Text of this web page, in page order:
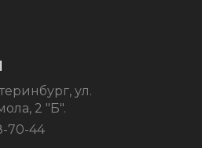
ул.
2 "Б".
70-44